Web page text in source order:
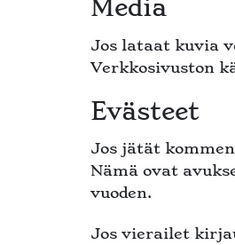
Media
Jos lataat kuvia
Verkkosivuston
Evästeet
Jos jätät
Nämä ovat
vuoden.
Jos vierailet